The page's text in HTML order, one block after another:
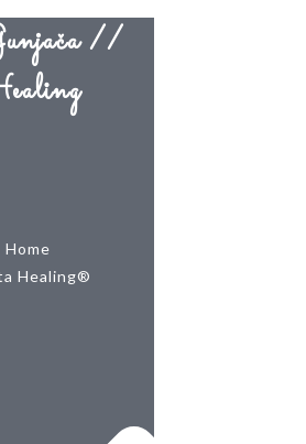
//
Home
Healing®